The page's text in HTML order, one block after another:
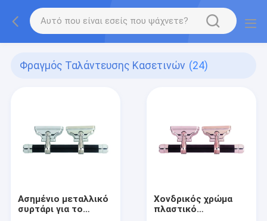
Φραγμός Ταλάντευσης Κασετινών (24)
Ασημένιο μεταλλικό
συρτάρι για το
Χονδρικός χρώμα
πλαστικό